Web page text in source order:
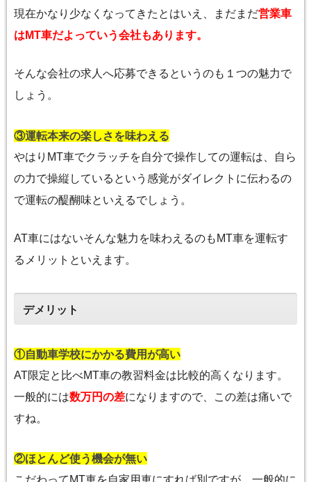
現在かなり少なくなってきたとはいえ、まだまだ営業車
はMT車だよっていう会社もあります。
そんな会社の求人へ応募できるというのも１つの魅力で
しょう。
③運転本来の楽しさを味わえる
やはりMT車でクラッチを自分で操作しての運転は、自ら
の力で操縦しているという感覚がダイレクトに伝わるの
で運転の醍醐味といえるでしょう。
AT車にはないそんな魅力を味わえるのもMT車を運転す
るメリットといえます。
デメリット
①自動車学校にかかる費用が高い
AT限定と比べMT車の教習料金は比較的高くなります。
一般的には数万円の差になりますので、この差は痛いで
すね。
②ほとんど使う機会が無い